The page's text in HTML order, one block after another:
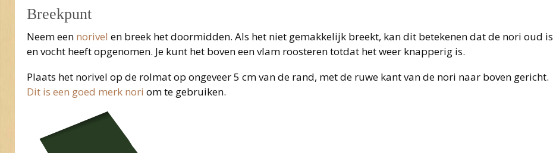
Breekpunt
Neem een norivel en breek het doormidden. Als het niet gemakkelijk breekt, kan dit betekenen dat de nori oud is
en vocht heeft opgenomen. Je kunt het boven een vlam roosteren totdat het weer knapperig is.
Plaats het norivel op de rolmat op ongeveer 5 cm van de rand, met de ruwe kant van de nori naar boven gericht.
Dit is een goed merk nori om te gebruiken.